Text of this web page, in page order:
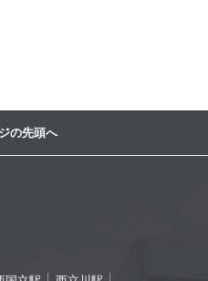
の先頭へ